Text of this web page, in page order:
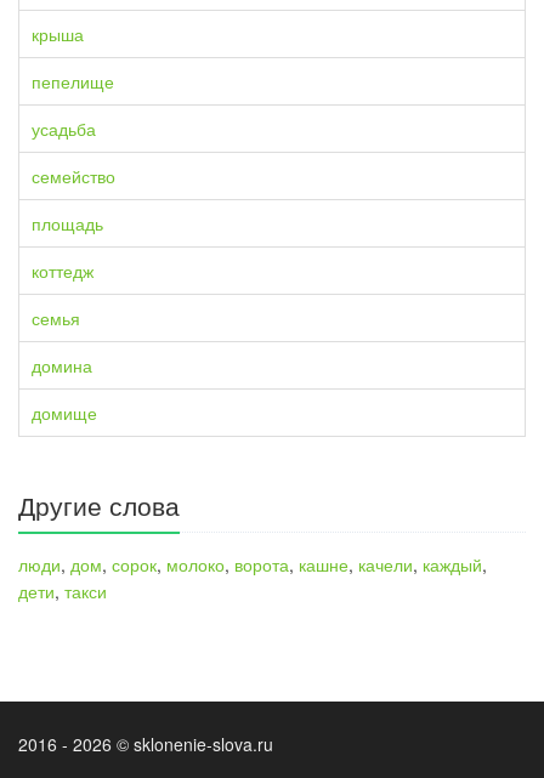
крыша
пепелище
усадьба
семейство
площадь
коттедж
семья
домина
домище
Другие слова
люди, дом, сорок, молоко, ворота, кашне, качели, каждый,
дети, такси
2016 - 2026 © sklonenie-slova.ru